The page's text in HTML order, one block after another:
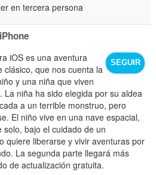
en tercera persona
iPhone
SEGUIR
iOS es una aventura
clásico, que nos cuenta la
y una niña que viven
La niña ha sido elegida por su aldea
a un terrible monstruo, pero
El niño vive en una nave espacial,
solo, bajo el cuidado de un
quiere liberarse y vivir aventuras por
La segunda parte llegará más
de actualización gratuita.